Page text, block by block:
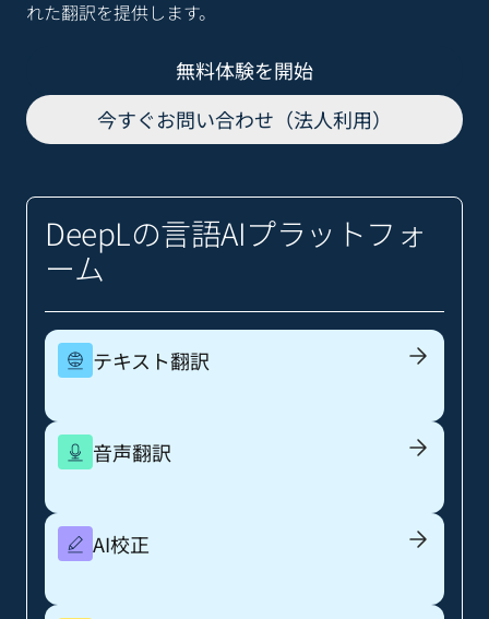
れた翻訳を提供します。
無料体験を開始
今すぐお問い合わせ（法人利用）
DeepLの言語AIプラットフォ
ーム
テキスト翻訳
音声翻訳
AI校正